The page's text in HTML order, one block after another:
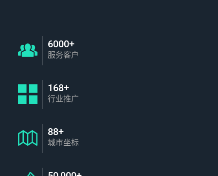
6000+
服务客户
168+
行业推广
88+
城市坐标